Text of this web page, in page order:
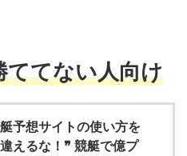
てない人向け
予想サイトの使い方を
えるな！❞ 競艇で億プ